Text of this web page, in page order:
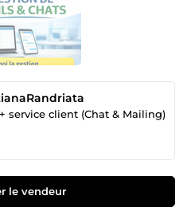
service client (Chat & Mailing)
le vendeur